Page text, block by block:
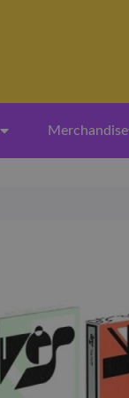
Merchandise